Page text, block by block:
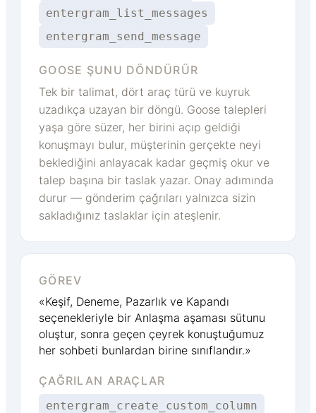
entergram_list_messages
entergram_send_message
GOOSE ŞUNU DÖNDÜRÜR
Tek bir talimat, dört araç türü ve kuyruk
uzadıkça uzayan bir döngü. Goose talepleri
yaşa göre süzer, her birini açıp geldiği
konuşmayı bulur, müşterinin gerçekte neyi
beklediğini anlayacak kadar geçmiş okur ve
talep başına bir taslak yazar. Onay adımında
durur — gönderim çağrıları yalnızca sizin
sakladığınız taslaklar için ateşlenir.
GÖREV
«Keşif, Deneme, Pazarlık ve Kapandı
seçenekleriyle bir Anlaşma aşaması sütunu
oluştur, sonra geçen çeyrek konuştuğumuz
her sohbeti bunlardan birine sınıflandır.»
ÇAĞRILAN ARAÇLAR
entergram_create_custom_column